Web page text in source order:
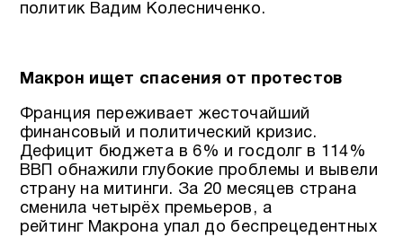
политик Вадим Колесниченко.
Макрон ищет спасения от протестов
Франция переживает жесточайший
финансовый и политический кризис.
Дефицит бюджета в 6% и госдолг в 114%
ВВП обнажили глубокие проблемы и вывели
страну на митинги. За 20 месяцев страна
сменила четырёх премьеров, а
рейтинг Макрона упал до беспрецедентных